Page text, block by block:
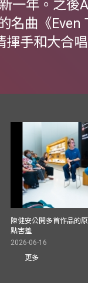
一年。之後
名曲《Even
手和大合
陳健安公開多首作品的
點害羞
2026-06-16
更多